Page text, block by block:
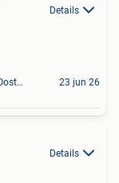
Details
Oostende Zandvoorde +Oostende 23 jun 26
Details